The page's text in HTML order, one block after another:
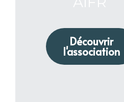
Découvrir
l'association